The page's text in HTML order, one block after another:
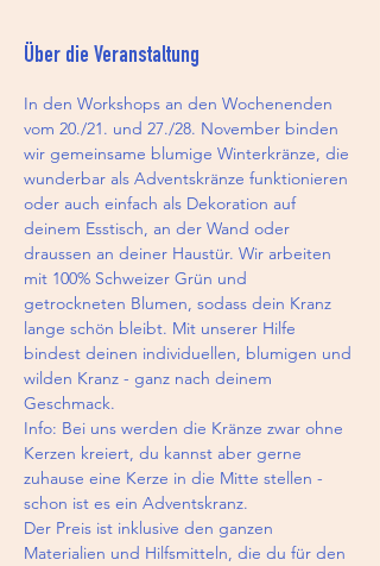
Über die Veranstaltung
In den Workshops an den Wochenenden
vom 20./21. und 27./28. November binden
wir gemeinsame blumige Winterkränze, die
wunderbar als Adventskränze funktionieren
oder auch einfach als Dekoration auf
deinem Esstisch, an der Wand oder
draussen an deiner Haustür. Wir arbeiten
mit 100% Schweizer Grün und
getrockneten Blumen, sodass dein Kranz
lange schön bleibt. Mit unserer Hilfe
bindest deinen individuellen, blumigen und
wilden Kranz - ganz nach deinem
Geschmack.
Info: Bei uns werden die Kränze zwar ohne
Kerzen kreiert, du kannst aber gerne
zuhause eine Kerze in die Mitte stellen -
schon ist es ein Adventskranz.
Der Preis ist inklusive den ganzen
Materialien und Hilfsmitteln, die du für den